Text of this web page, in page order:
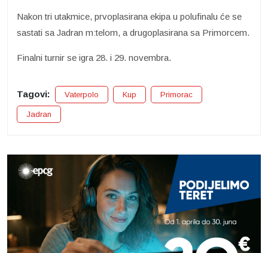
Nakon tri utakmice, prvoplasirana ekipa u polufinalu će se
sastati sa Jadran m:telom, a drugoplasirana sa Primorcem.
Finalni turnir se igra 28. i 29. novembra.
Tagovi: Vaterpolo Kup Primorac
Jadran